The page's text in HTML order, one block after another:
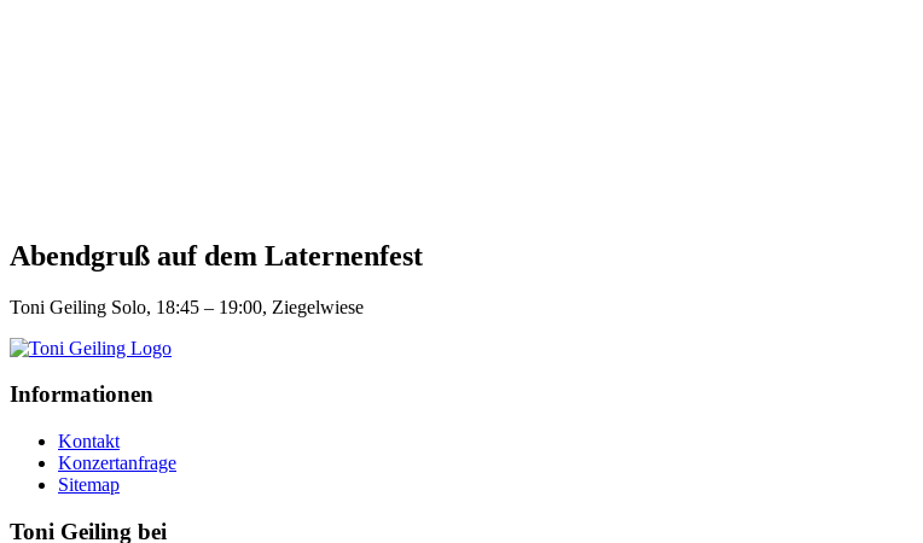
Abendgruß auf dem Laternenfest
Toni Geiling Solo, 18:45 – 19:00, Ziegelwiese
Informationen
Kontakt
Konzertanfrage
Sitemap
Toni Geiling bei